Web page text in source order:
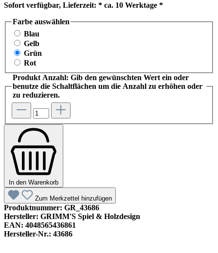
Sofort verfügbar, Lieferzeit: * ca. 10 Werktage *
Farbe auswählen
Blau
Gelb
Grün
Rot
Produkt Anzahl: Gib den gewünschten Wert ein oder
benutze die Schaltflächen um die Anzahl zu erhöhen oder
zu reduzieren.
In den Warenkorb
Zum Merkzettel hinzufügen
Produktnummer: GR_43686
Hersteller: GRIMM'S Spiel & Holzdesign
EAN: 4048565436861
Hersteller-Nr.: 43686